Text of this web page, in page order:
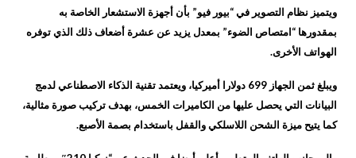
ويتميز نظام التصوير في “بيور فيو” بأن أجهزة الاستشعار الخاصة به
بمقدورها “امتصاص الضوء” بمعدل يزيد عن عشرة أضعاف ذلك الذي توفره
الهواتف الأخرى.
ويبلغ ثمن الجهاز 699 دولارا أميركيا، ويعتمد تقنية الذكاء الاصطناعي لدمج
البيانات التي يحصل عليها من الكاميرات الخمس، بهدف تركيب صورة مثالية،
كما يتيح ميزة الشحن اللاسلكي والقفل باستخدام بصمة الأصبع.